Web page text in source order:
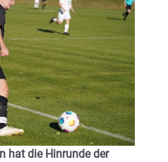
hat die Hinrunde der